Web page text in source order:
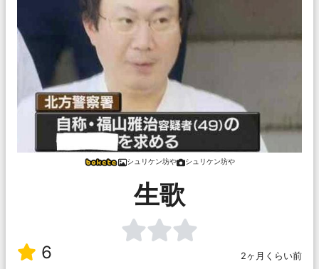
シュリケン坊や シュリケン坊や
生歌
6 2ヶ月くらい前